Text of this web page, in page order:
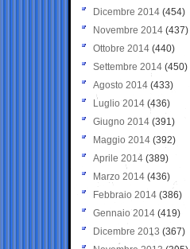
Dicembre 2014 (454)
Novembre 2014 (437)
Ottobre 2014 (440)
Settembre 2014 (450)
Agosto 2014 (433)
Luglio 2014 (436)
Giugno 2014 (391)
Maggio 2014 (392)
Aprile 2014 (389)
Marzo 2014 (436)
Febbraio 2014 (386)
Gennaio 2014 (419)
Dicembre 2013 (367)